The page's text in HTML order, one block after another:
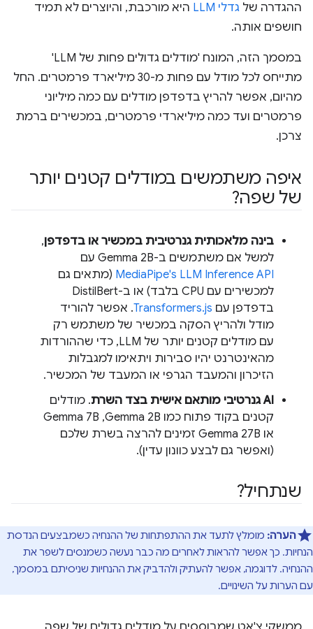
ההגדרה של גדלי LLM
היא מורכבת, והיוצרים לא תמיד
חושפים אותה.
במסמך הזה, המונח 'מודלים גדולים פחות של LLM'
מתייחס לכל מודל עם פחות מ-30 מיליארד פרמטרים. החל
מהיום, אפשר להריץ בדפדפן מודלים עם כמה מיליוני
פרמטרים ועד כמה מיליארדי פרמטרים, במכשירים ברמת
צרכן.
איפה משתמשים במודלים קטנים יותר
של שפה?
בינה מלאכותית גנרטיבית במכשיר או בדפדפן,
למשל אם משתמשים ב-Gemma 2B עם
MediaPipe's LLM Inference API (מתאים גם
למכשירים עם CPU בלבד) או ב-DistilBert
בדפדפן עם Transformers.js. אפשר להוריד
מודל ולהריץ הסקה במכשיר של משתמש רק
עם מודלים קטנים יותר של LLM, כדי שההורדות
מהאינטרנט יהיו סבירות ויתאימו למגבלות
הזיכרון והמעבד הגרפי או המעבד של המכשיר.
AI גנרטיבי מותאם אישית בצד השרת
. מודלים
קטנים בקוד פתוח כמו Gemma 2B,‏ Gemma 7B
או Gemma 27B זמינים להרצה בשרת שלכם
(ואפשר גם לבצע כוונון עדין).
שנתחיל?
הערה: מומלץ לתעד את ההתפתחות של ההנחיה כשמבצעים הנדסת
הנחיות. כך אפשר להראות לאחרים מה כבר נעשה כשמנסים לשפר את
ההנחיה. לדוגמה, אפשר להעתיק ולהדביק את ההנחיות שניסיתם במסמך,
עם הערות על השינויים.